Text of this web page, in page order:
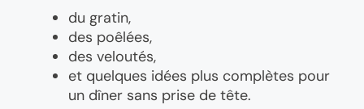
du gratin,
des poêlées,
des veloutés,
et quelques idées plus complètes pour
un dîner sans prise de tête.